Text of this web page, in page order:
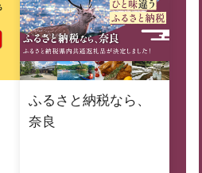
ふるさと納税なら、
奈良